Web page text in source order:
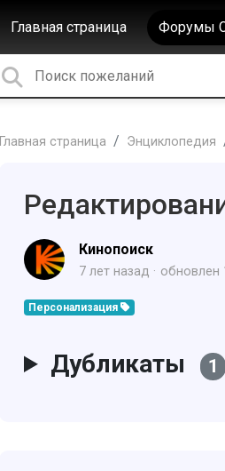
Главная страница Форумы
Главная страница Энциклопедия
Кинопоиск
7 лет назад обновлен
Персонализация
Дубликаты 1